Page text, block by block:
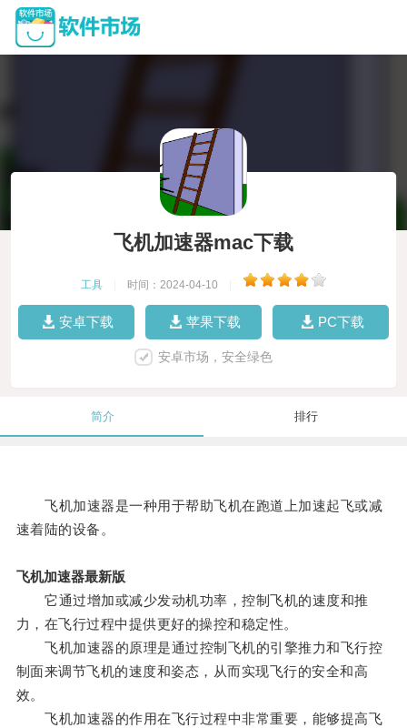
飞机加速器mac下载
工具 时间：2024-04-10
安卓下载 苹果下载 PC下载
安卓市场，安全绿色
简介 排行
飞机加速器是一种用于帮助飞机在跑道上加速起飞或减
速着陆的设备。
飞机加速器最新版
它通过增加或减少发动机功率，控制飞机的速度和推
力，在飞行过程中提供更好的操控和稳定性。
飞机加速器的原理是通过控制飞机的引擎推力和飞行控
制面来调节飞机的速度和姿态，从而实现飞行的安全和高
效。
飞机加速器的作用在飞行过程中非常重要，能够提高飞